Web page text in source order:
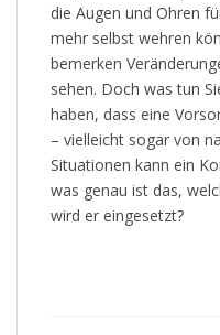
die Augen und Ohren
mehr selbst wehren
bemerken
sehen. Doch was tun
haben, dass eine
– vielleicht sogar von
Situationen kann ein
was genau ist das,
wird er eingesetzt?